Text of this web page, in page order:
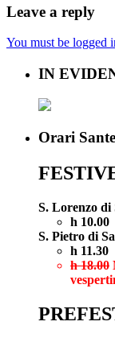
Leave a reply
You must be logged
IN
Orari
S. Lorenzo di
h 10.00
S. Pietro di
h 11.30
h 18.00